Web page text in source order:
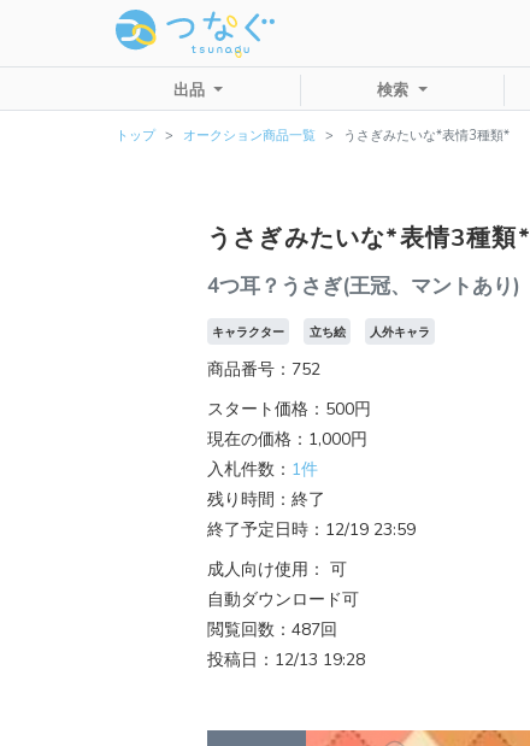
出品 検索
トップ オークション商品一覧 うさぎみたいな*表情3種類*
うさぎみたいな*表情3種類*
4つ耳？うさぎ(王冠、マントあり)
キャラクター 立ち絵 人外キャラ
商品番号：752
スタート価格：500円
現在の価格：1,000円
入札件数： 1件
残り時間：終了
終了予定日時：12/19 23:59
成人向け使用： 可
自動ダウンロード可
閲覧回数：487回
投稿日：12/13 19:28